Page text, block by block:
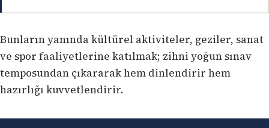
Bunların yanında kültürel aktiviteler, geziler, sanat
ve spor faaliyetlerine katılmak; zihni yoğun sınav
temposundan çıkararak hem dinlendirir hem
hazırlığı kuvvetlendirir.